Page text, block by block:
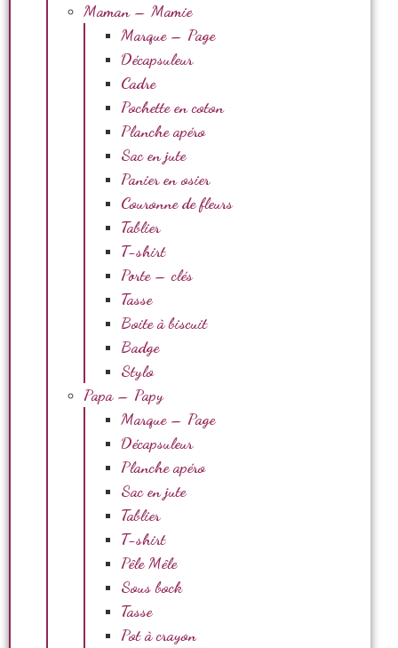
Maman – Mamie
Marque – Page
Décapsuleur
Cadre
Pochette en coton
Planche apéro
Sac en jute
Panier en osier
Couronne de fleurs
Tablier
T-shirt
Porte – clés
Tasse
Boite à biscuit
Badge
Stylo
Papa – Papy
Marque – Page
Décapsuleur
Planche apéro
Sac en jute
Tablier
T-shirt
Pêle Mêle
Sous bock
Tasse
Pot à crayon